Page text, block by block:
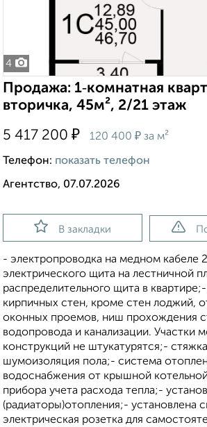
4
Продажа: 1‑комнатная
вторичка, 45м², 2/21 этаж
5 417 200 ₽ 120 400 ₽ за м²
Телефон: показать телефон
Агентство, 07.07.2026
В закладки
- электропроводка на медном кабеле
электрического щита на лестничной
распределительного щита в
кирпичных стен, кроме стен лоджий,
оконных проемов, ниш прохождения
водопровода и канализации. Участки
конструкций не штукатурятся;-
шумоизоляция пола;- система
водоснабжения от крышной
прибора учета расхода тепла;-
(радиаторы)отопления;- установлена
электрическая розетка для